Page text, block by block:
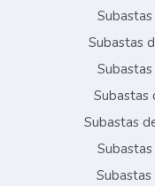
Subastas
Subastas
Subastas